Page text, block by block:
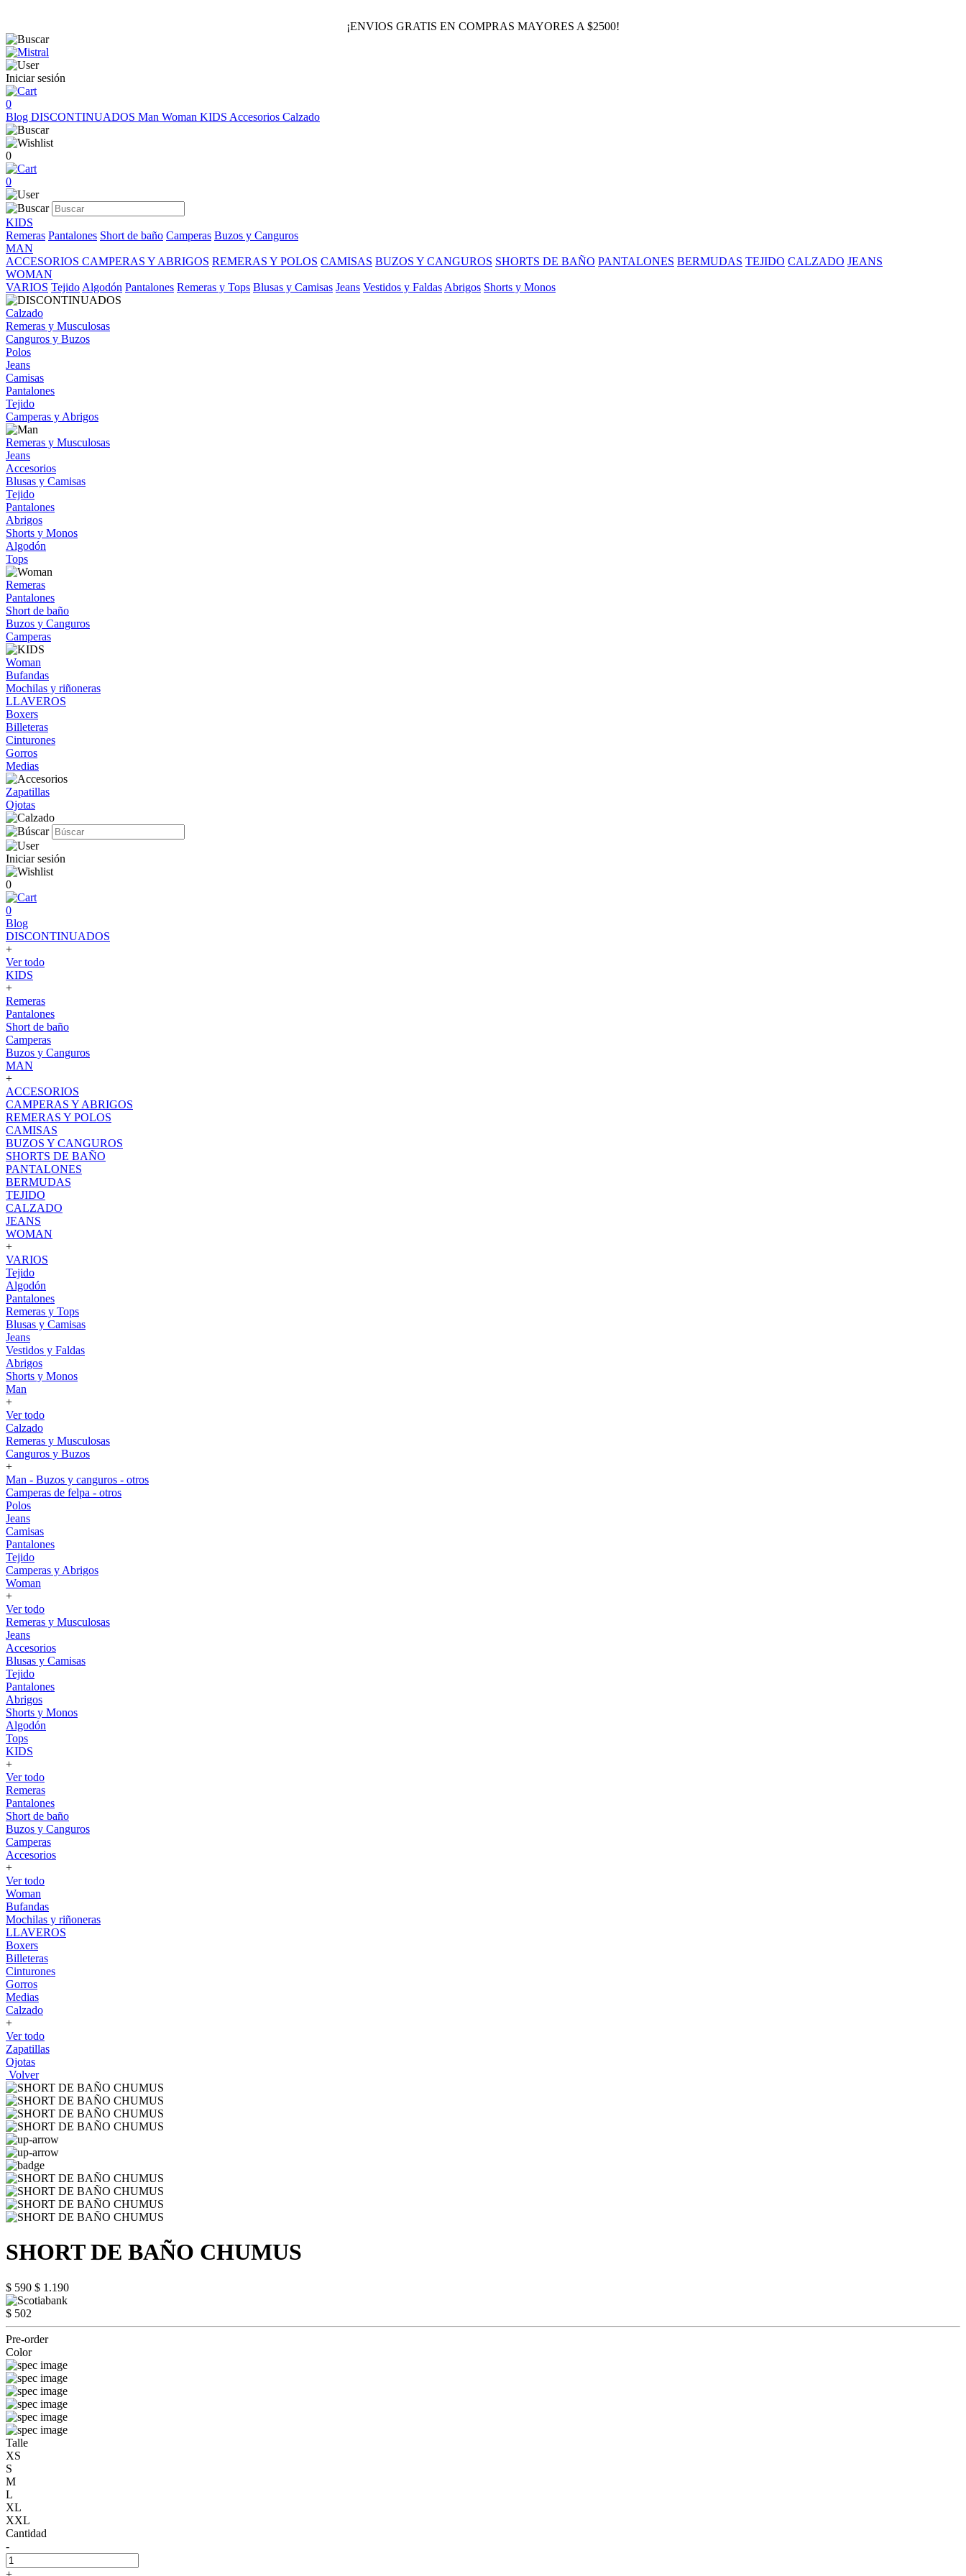
¡ENVIOS GRATIS EN COMPRAS MAYORES A $2500!
Iniciar sesión
0
Blog DISCONTINUADOS Man Woman KIDS Accesorios Calzado
0
0
KIDS
Remeras Pantalones Short de baño Camperas Buzos y Canguros
MAN
ACCESORIOS CAMPERAS Y ABRIGOS REMERAS Y POLOS CAMISAS BUZOS Y CANGUROS SHORTS DE BAÑO PANTALONES BERMUDAS TEJIDO CALZADO JEANS
WOMAN
VARIOS Tejido Algodón Pantalones Remeras y Tops Blusas y Camisas Jeans Vestidos y Faldas Abrigos Shorts y Monos
Calzado
Remeras y Musculosas
Canguros y Buzos
Polos
Jeans
Camisas
Pantalones
Tejido
Camperas y Abrigos
Remeras y Musculosas
Jeans
Accesorios
Blusas y Camisas
Tejido
Pantalones
Abrigos
Shorts y Monos
Algodón
Tops
Remeras
Pantalones
Short de baño
Buzos y Canguros
Camperas
Woman
Bufandas
Mochilas y riñoneras
LLAVEROS
Boxers
Billeteras
Cinturones
Gorros
Medias
Zapatillas
Ojotas
Iniciar sesión
0
0
Blog
DISCONTINUADOS
+
Ver todo
KIDS
+
Remeras
Pantalones
Short de baño
Camperas
Buzos y Canguros
MAN
+
ACCESORIOS
CAMPERAS Y ABRIGOS
REMERAS Y POLOS
CAMISAS
BUZOS Y CANGUROS
SHORTS DE BAÑO
PANTALONES
BERMUDAS
TEJIDO
CALZADO
JEANS
WOMAN
+
VARIOS
Tejido
Algodón
Pantalones
Remeras y Tops
Blusas y Camisas
Jeans
Vestidos y Faldas
Abrigos
Shorts y Monos
Man
+
Ver todo
Calzado
Remeras y Musculosas
Canguros y Buzos
+
Man - Buzos y canguros - otros
Camperas de felpa - otros
Polos
Jeans
Camisas
Pantalones
Tejido
Camperas y Abrigos
Woman
+
Ver todo
Remeras y Musculosas
Jeans
Accesorios
Blusas y Camisas
Tejido
Pantalones
Abrigos
Shorts y Monos
Algodón
Tops
KIDS
+
Ver todo
Remeras
Pantalones
Short de baño
Buzos y Canguros
Camperas
Accesorios
+
Ver todo
Woman
Bufandas
Mochilas y riñoneras
LLAVEROS
Boxers
Billeteras
Cinturones
Gorros
Medias
Calzado
+
Ver todo
Zapatillas
Ojotas
Volver
SHORT DE BAÑO CHUMUS
$ 590 $ 1.190
$ 502
Pre-order
Color
Talle
XS
S
M
L
XL
XXL
Cantidad
-